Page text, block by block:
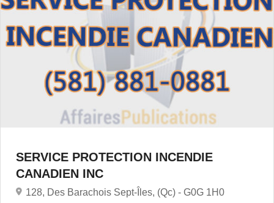
SERVICE PROTECTION INCENDIE
CANADIEN INC
128, Des Barachois Sept-Îles, (Qc) - G0G 1H0